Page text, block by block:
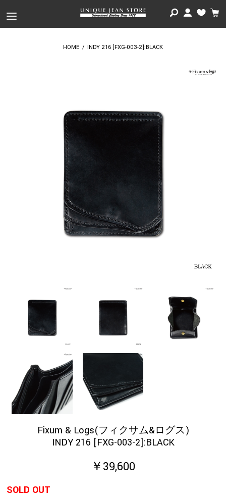
HOME / INDY 216 [FXG-003-2]:BLACK
Fixum & Logs(フィクサム&ログス)
INDY 216 [FXG-003-2]:BLACK
￥39,600
SOLD OUT